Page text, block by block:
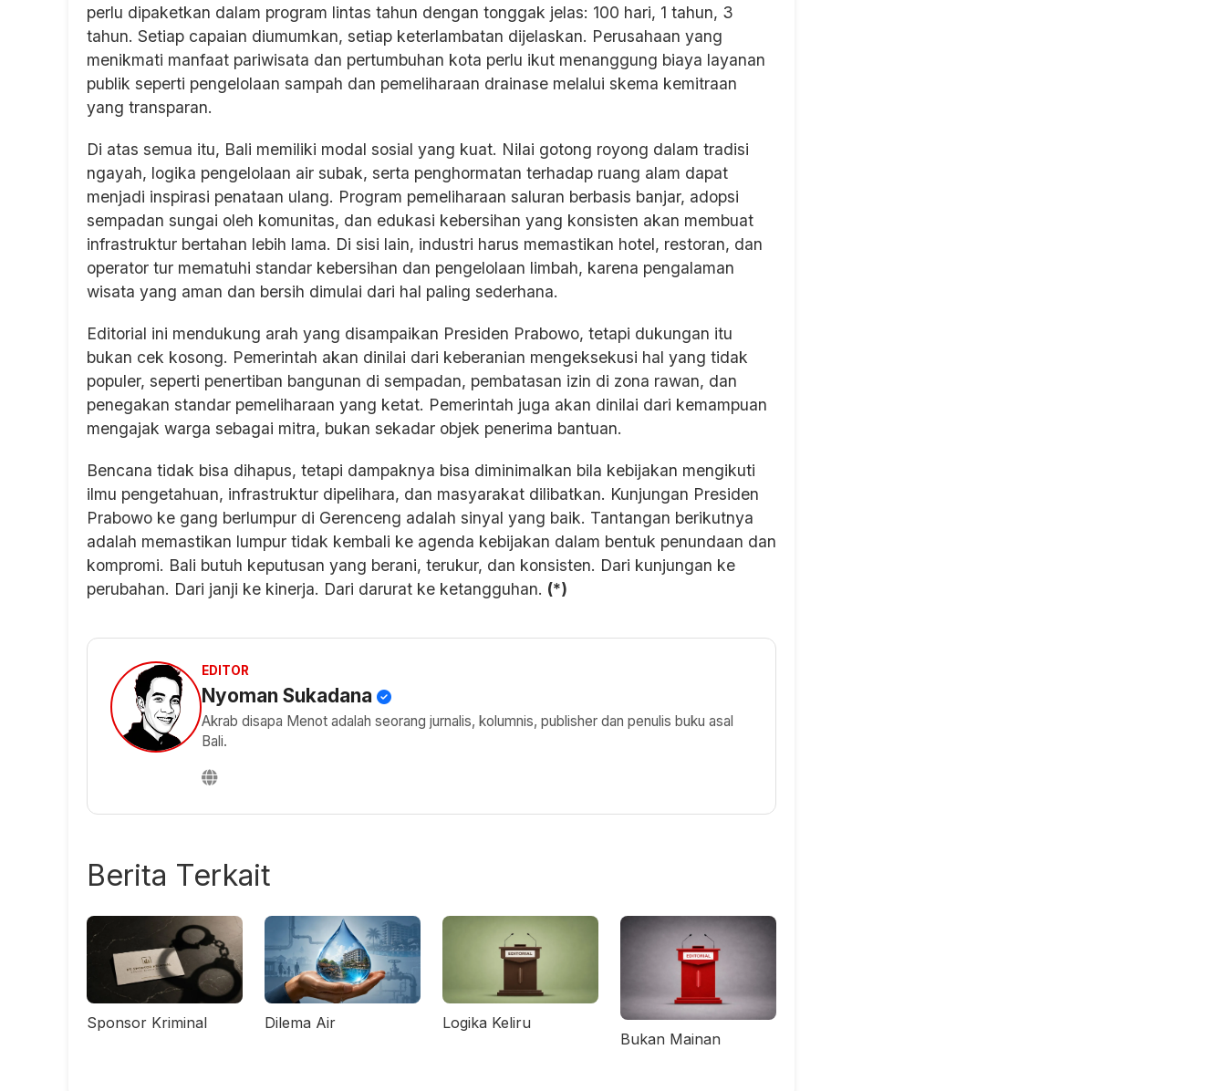
perlu dipaketkan dalam program lintas tahun dengan tonggak jelas: 100 hari, 1 tahun, 3
tahun. Setiap capaian diumumkan, setiap keterlambatan dijelaskan. Perusahaan yang
menikmati manfaat pariwisata dan pertumbuhan kota perlu ikut menanggung biaya layanan
publik seperti pengelolaan sampah dan pemeliharaan drainase melalui skema kemitraan
yang transparan.
Di atas semua itu, Bali memiliki modal sosial yang kuat. Nilai gotong royong dalam tradisi
ngayah, logika pengelolaan air subak, serta penghormatan terhadap ruang alam dapat
menjadi inspirasi penataan ulang. Program pemeliharaan saluran berbasis banjar, adopsi
sempadan sungai oleh komunitas, dan edukasi kebersihan yang konsisten akan membuat
infrastruktur bertahan lebih lama. Di sisi lain, industri harus memastikan hotel, restoran, dan
operator tur mematuhi standar kebersihan dan pengelolaan limbah, karena pengalaman
wisata yang aman dan bersih dimulai dari hal paling sederhana.
Editorial ini mendukung arah yang disampaikan Presiden Prabowo, tetapi dukungan itu
bukan cek kosong. Pemerintah akan dinilai dari keberanian mengeksekusi hal yang tidak
populer, seperti penertiban bangunan di sempadan, pembatasan izin di zona rawan, dan
penegakan standar pemeliharaan yang ketat. Pemerintah juga akan dinilai dari kemampuan
mengajak warga sebagai mitra, bukan sekadar objek penerima bantuan.
Bencana tidak bisa dihapus, tetapi dampaknya bisa diminimalkan bila kebijakan mengikuti
ilmu pengetahuan, infrastruktur dipelihara, dan masyarakat dilibatkan. Kunjungan Presiden
Prabowo ke gang berlumpur di Gerenceng adalah sinyal yang baik. Tantangan berikutnya
adalah memastikan lumpur tidak kembali ke agenda kebijakan dalam bentuk penundaan dan
kompromi. Bali butuh keputusan yang berani, terukur, dan konsisten. Dari kunjungan ke
perubahan. Dari janji ke kinerja. Dari darurat ke ketangguhan. (*)
EDITOR
Nyoman Sukadana
Akrab disapa Menot adalah seorang jurnalis, kolumnis, publisher dan penulis buku asal
Bali.
Berita Terkait
Sponsor Kriminal Dilema Air
Logika Keliru
Bukan Mainan